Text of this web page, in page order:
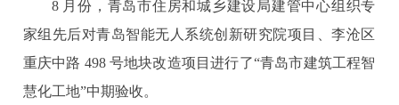
8 月份，青岛市住房和城乡建设局建管中心组织专
家组先后对青岛智能无人系统创新研究院项目、李沧区
重庆中路 498 号地块改造项目进行了“青岛市建筑工程智
慧化工地”中期验收。